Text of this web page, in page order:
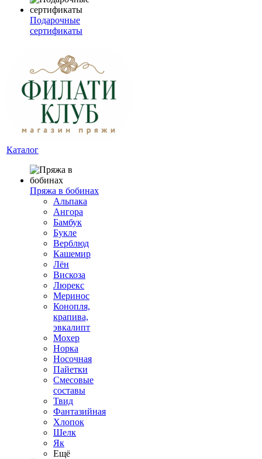
Подарочные
сертификаты
Каталог
Пряжа в бобинах
Альпака
Ангора
Бамбук
Букле
Верблюд
Кашемир
Лён
Вискоза
Люрекс
Меринос
Конопля,
крапива,
эвкалипт
Мохер
Норка
Носочная
Пайетки
Смесовые
составы
Твид
Фантазийная
Хлопок
Шелк
Як
Ещё